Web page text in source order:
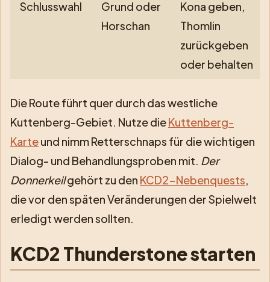
Schlusswahl
Grund oder
Horschan
Kona geben,
Thomlin
zurückgeben
oder behalten
Die Route führt quer durch das westliche
Kuttenberg-Gebiet. Nutze dieKuttenberg-
Karteund nimm Retterschnaps für die wichtigen
Dialog- und Behandlungsproben mit. Der
Donnerkeilgehört zu den KCD2-Nebenquests,
die vor den späten Veränderungen der Spielwelt
erledigt werden sollten.
KCD2 Thunderstone starten